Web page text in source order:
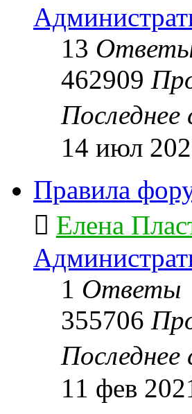
13
462909
14 июл
Правила
Елена
1 Ответы
355706
11 фев